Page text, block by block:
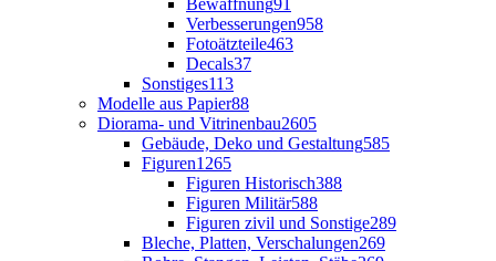
Bewaffnung91
Verbesserungen958
Fotoätzteile463
Decals37
Sonstiges113
Modelle aus Papier88
Diorama- und Vitrinenbau2605
Gebäude, Deko und Gestaltung585
Figuren1265
Figuren Historisch388
Figuren Militär588
Figuren zivil und Sonstige289
Bleche, Platten, Verschalungen269